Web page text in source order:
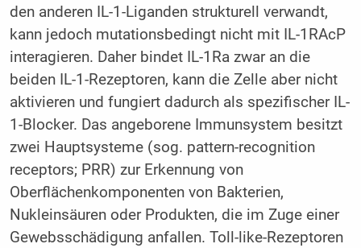
den anderen IL-1-Liganden strukturell verwandt,
kann jedoch mutationsbedingt nicht mit IL-1RAcP
interagieren. Daher bindet IL-1Ra zwar an die
beiden IL-1-Rezeptoren, kann die Zelle aber nicht
aktivieren und fungiert dadurch als spezifischer IL-
1-Blocker. Das angeborene Immunsystem besitzt
zwei Hauptsysteme (sog. pattern-recognition
receptors; PRR) zur Erkennung von
Oberflächenkomponenten von Bakterien,
Nukleinsäuren oder Produkten, die im Zuge einer
Gewebsschädigung anfallen. Toll-like-Rezeptoren